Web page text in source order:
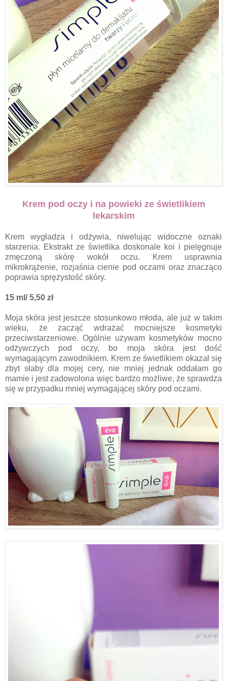
Krem pod oczy i na powieki ze świetlikiem
lekarskim
Krem wygładza i odżywia, niwelując widoczne oznaki
starzenia. Ekstrakt ze świetlika doskonale koi i pielęgnuje
zmęczoną skórę wokół oczu. Krem usprawnia
mikrokrążenie, rozjaśnia cienie pod oczami oraz znacząco
poprawia sprężystość skóry.
15 ml/ 5,50 zł
Moja skóra jest jeszcze stosunkowo młoda, ale już w takim
wieku, że zacząć wdrażać mocniejsze kosmetyki
przeciwstarzeniowe. Ogólnie używam kosmetyków mocno
odżywczych pod oczy, bo moja skóra jest dość
wymagającym zawodnikiem. Krem ze świetlikiem okazał się
zbyt słaby dla mojej cery, nie mniej jednak oddałam go
mamie i jest zadowolona więc bardzo możliwe, że sprawdza
się w przypadku mniej wymagającej skóry pod oczami.